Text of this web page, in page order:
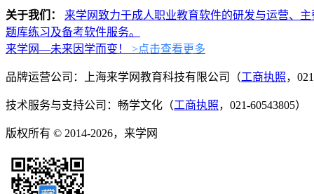
关于我们：
来学网致力于成人职业教育软件的研发与运营、
题库练习及备考软件服务。
来学网—未来因学而变！
>点击查看更多
品牌运营公司：上海来学网教育科技有限公司（工商执照，
技术服务与支持公司：畅学文化（工商执照，021-60543805）
版权所有 © 2014-2026，来学网